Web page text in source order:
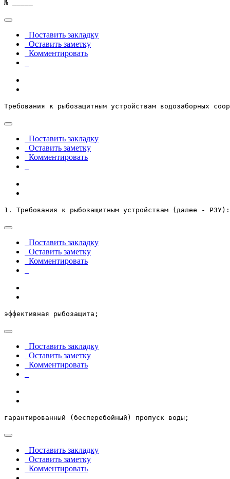
№ _____
Поставить закладку
Оставить заметку
Комментировать
Требования к рыбозащитным устройствам водозаборных
Поставить закладку
Оставить заметку
Комментировать
1. Требования к рыбозащитным устройствам (далее -
Поставить закладку
Оставить заметку
Комментировать
эффективная рыбозащита;
Поставить закладку
Оставить заметку
Комментировать
гарантированный (бесперебойный) пропуск воды;
Поставить закладку
Оставить заметку
Комментировать